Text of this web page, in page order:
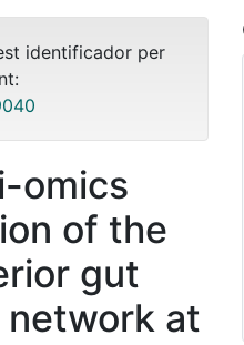
identificador per
omics
of the
gut
at